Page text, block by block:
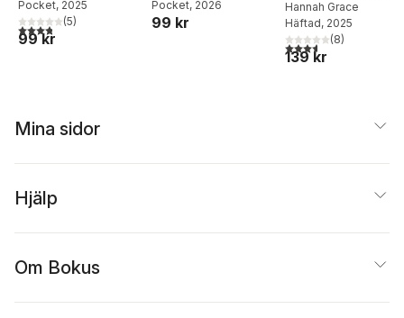
Pocket, 2025
3,8utav 5 stjärnor. Totalt antal röster:
(5)
99 kr
Pocket, 2026
99 kr
Hannah Grace
Häftad, 2025
3,6utav 5 stjärnor.
(8)
139 kr
Mina sidor
Hjälp
Om Bokus